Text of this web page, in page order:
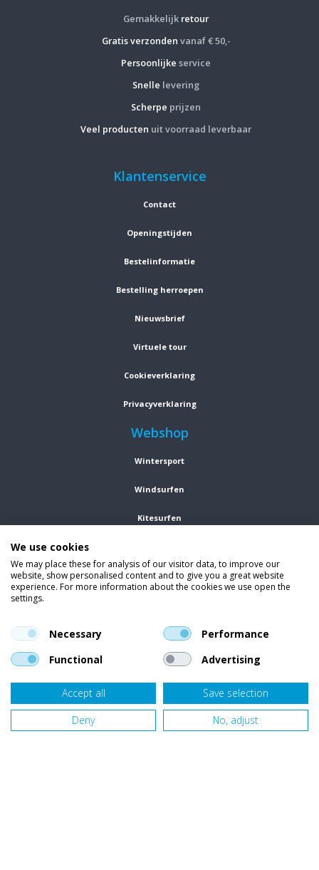
Gemakkelijk retour
Gratis verzonden vanaf € 50,-
Persoonlijke service
Snelle levering
Scherpe prijzen
Veel producten uit voorraad leverbaar
Klantenservice
Contact
Openingstijden
Bestelinformatie
Bestelling herroepen
Nieuwsbrief
Virtuele tour
Cookieverklaring
Privacyverklaring
Webshop
Wintersport
Windsurfen
Kitesurfen
Kleding
Vind ons op social media
En blijf op de hoogte van trends, aanbiedingen en kortingsacties.
Onze klanten beoordelen Van Bellen Wind & Snowgemiddeld met een
op basis van455beoordelingen.
We use cookies
We may place these for analysis of our visitor data, to improve our
website, show personalised content and to give you a great website
experience. For more information about the cookies we use open the
settings.
Necessary
Performance
Functional
Advertising
Accept all
Save selection
Deny
No, adjust